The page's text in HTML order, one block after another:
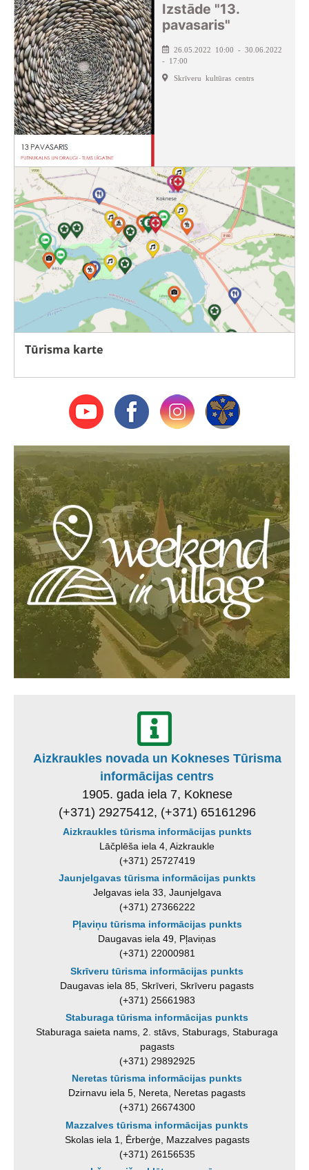
Izstāde "13.
pavasaris"
26.05.2022 10:00 - 30.06.2022
- 17:00
Skrīveru kultūras centrs
Tūrisma karte
Aizkraukles novada un Kokneses Tūrisma
informācijas centrs
1905. gada iela 7, Koknese
(+371) 29275412, (+371) 65161296
Aizkraukles tūrisma informācijas punkts
Lāčplēša iela 4, Aizkraukle
(+371) 25727419
Jaunjelgavas tūrisma informācijas punkts
Jelgavas iela 33, Jaunjelgava
(+371) 27366222
Pļaviņu tūrisma informācijas punkts
Daugavas iela 49, Pļaviņas
(+371) 22000981
Skrīveru tūrisma informācijas punkts
Daugavas iela 85, Skrīveri, Skrīveru pagasts
(+371) 25661983
Staburaga tūrisma informācijas punkts
Staburaga saieta nams, 2. stāvs, Staburags, Staburaga
pagasts
(+371) 29892925
Neretas tūrisma informācijas punkts
Dzirnavu iela 5, Nereta, Neretas pagasts
(+371) 26674300
Mazzalves tūrisma informācijas punkts
Skolas iela 1, Ērberģe, Mazzalves pagasts
(+371) 26156535